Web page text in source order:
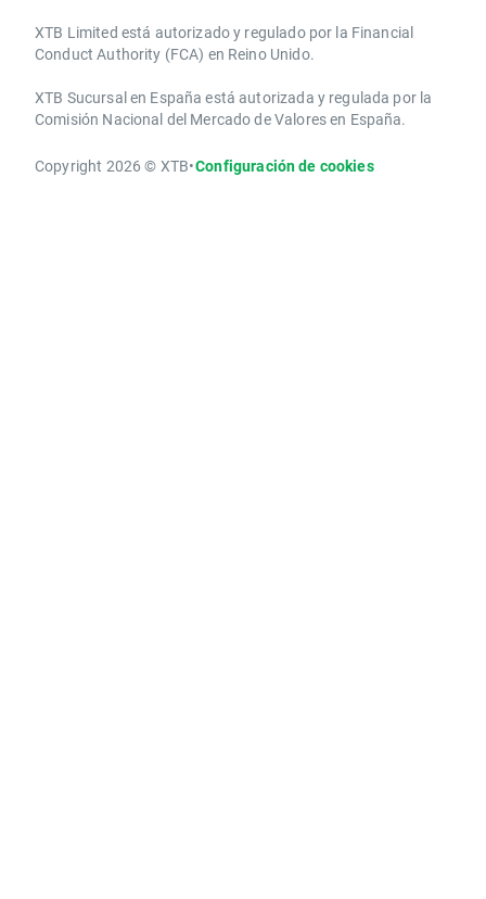
XTB Limited ​está autorizado y regulado por la ​Financial
Conduct Authority ​(FCA) en ​​Reino Unido.
XTB Sucursal en España está autorizada y regulada por la
Comisión Nacional del Mercado de Valores en España.
Copyright 2026 © XTB•Configuración de cookies